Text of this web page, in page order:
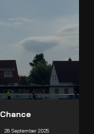
Chance
28 September 2025